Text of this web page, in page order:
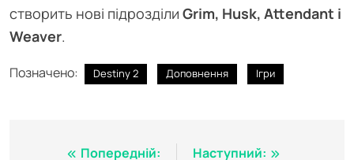
створить нові підрозділи Grim, Husk, Attendant і
Weaver.
Позначено: Destiny 2 Доповнення Ігри
Попередній:
Наступний: